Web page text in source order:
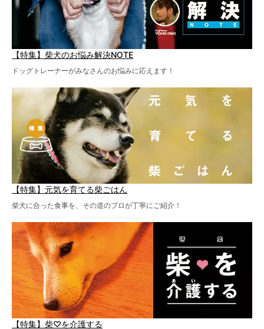
【特集】柴犬のお悩み解決NOTE
ドッグトレーナーがみなさんのお悩みに応えます！
【特集】元気を育てる柴ごはん
柴犬に合った食事を、その道のプロが丁寧にご紹介！
【特集】柴♡を介護する